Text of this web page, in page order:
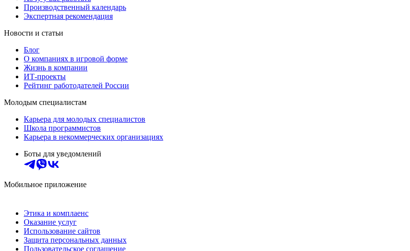
Производственный календарь
Экспертная рекомендация
Новости и статьи
Блог
О компаниях в игровой форме
Жизнь в компании
ИТ-проекты
Рейтинг работодателей России
Молодым специалистам
Карьера для молодых специалистов
Школа программистов
Карьера в некоммерческих организациях
Боты для уведомлений
Мобильное приложение
Этика и комплаенс
Оказание услуг
Использование сайтов
Защита персональных данных
Пользовательское соглашение